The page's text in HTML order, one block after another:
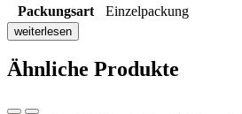
Packungsart
Einzelpackung
weiterlesen
Ähnliche Produkte